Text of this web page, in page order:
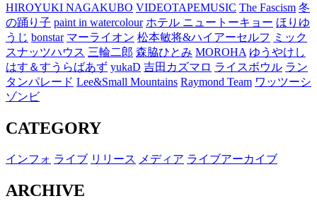
HIROYUKI NAGAKUBO VIDEOTAPEMUSIC The Fascism 冬
の踊り子 paint in watercolour ホテル ニュートーキョー ほりゆ
うじ bonstar マーライオン 松本敏将&ハイアーセルフ ミック
スナッツハウス 三輪二郎 森脇ひとみ MOROHA ゆうやけし
はす＆すうらばあず yukaD 吉田カズマロ ライスボウル ラン
タンパレード Lee&Small Mountains Raymond Team ワッツーシ
ゾンビ
CATEGORY
インフォ ライブ リリース メディア ライブアーカイブ
ARCHIVE